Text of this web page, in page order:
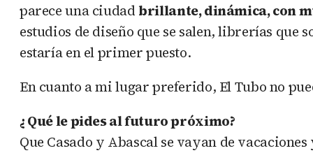
parece una ciudad brillante, dinámica, con
estudios de diseño que se salen, librerías
estaría en el primer puesto.
En cuanto a mi lugar preferido, El Tubo no
¿ Qué le pides al futuro próximo?
Que Casado y Abascal se vayan de